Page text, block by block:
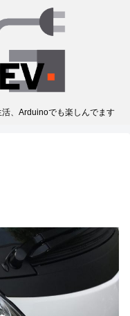
、Arduinoでも楽しんでます